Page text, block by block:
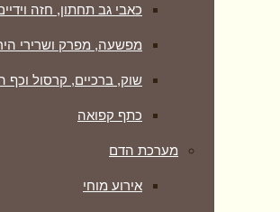
כאבי גב תחתון, חזה
מפשעה, מפרק ושרירי
שוק, ברכיים, קרסול וכף
כתף קפואה
מערכת הדם
אירוע מוחי